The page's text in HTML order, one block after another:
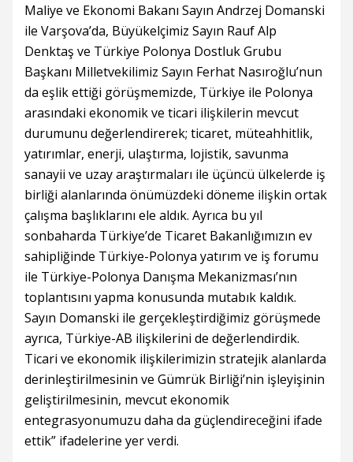
Maliye ve Ekonomi Bakanı Sayın Andrzej Domanski
ile Varşova’da, Büyükelçimiz Sayın Rauf Alp
Denktaş ve Türkiye Polonya Dostluk Grubu
Başkanı Milletvekilimiz Sayın Ferhat Nasıroğlu’nun
da eşlik ettiği görüşmemizde, Türkiye ile Polonya
arasındaki ekonomik ve ticari ilişkilerin mevcut
durumunu değerlendirerek; ticaret, müteahhitlik,
yatırımlar, enerji, ulaştırma, lojistik, savunma
sanayii ve uzay araştırmaları ile üçüncü ülkelerde iş
birliği alanlarında önümüzdeki döneme ilişkin ortak
çalışma başlıklarını ele aldık. Ayrıca bu yıl
sonbaharda Türkiye’de Ticaret Bakanlığımızın ev
sahipliğinde Türkiye-Polonya yatırım ve iş forumu
ile Türkiye-Polonya Danışma Mekanizması’nın
toplantısını yapma konusunda mutabık kaldık.
Sayın Domanski ile gerçekleştirdiğimiz görüşmede
ayrıca, Türkiye-AB ilişkilerini de değerlendirdik.
Ticari ve ekonomik ilişkilerimizin stratejik alanlarda
derinleştirilmesinin ve Gümrük Birliği’nin işleyişinin
geliştirilmesinin, mevcut ekonomik
entegrasyonumuzu daha da güçlendireceğini ifade
ettik” ifadelerine yer verdi.